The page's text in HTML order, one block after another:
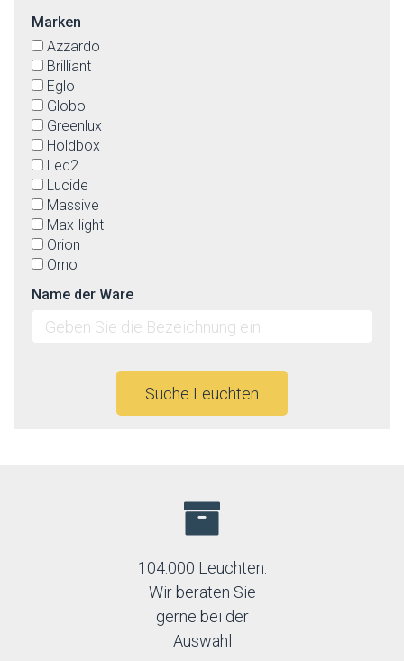
Marken
Azzardo
Brilliant
Eglo
Globo
Greenlux
Holdbox
Led2
Lucide
Massive
Max-light
Orion
Orno
Palnas
Paulmann
Rabalux
Name der Ware
Suche Leuchten
104.000 Leuchten.
Wir beraten Sie
gerne bei der
Auswahl